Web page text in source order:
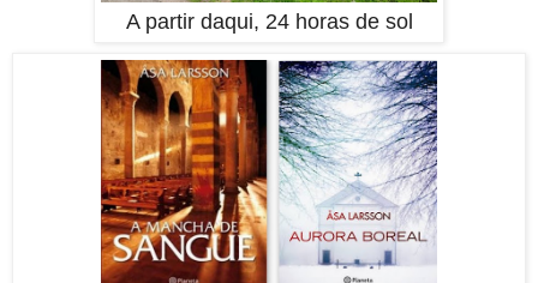
A partir daqui, 24 horas de sol